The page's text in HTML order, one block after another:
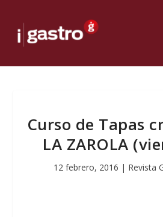
Curso de Tapas
LA ZAROLA
12 febrero, 2016 | Revista